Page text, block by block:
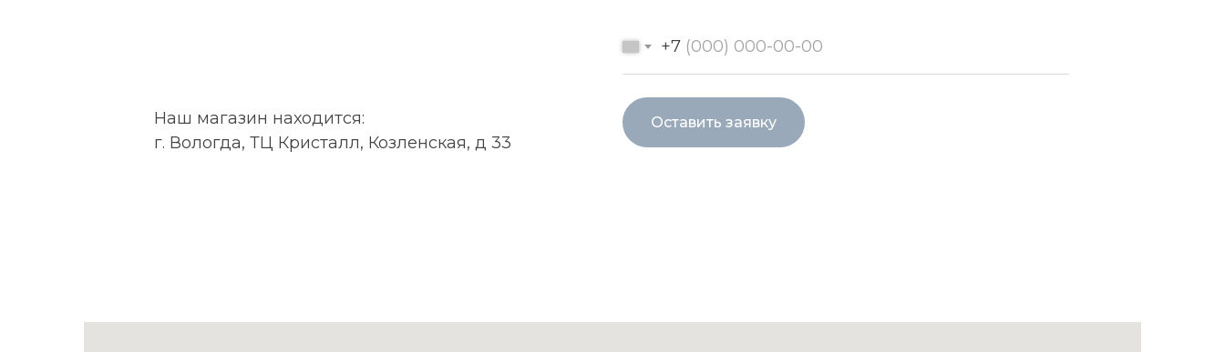
+7
Оставить заявку
Наш магазин находится:
г. Вологда, ТЦ Кристалл, Козленская, д 33